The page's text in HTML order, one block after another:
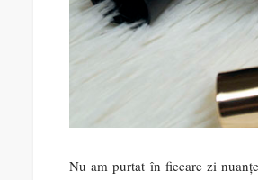
Nu am purtat în fiecare zi